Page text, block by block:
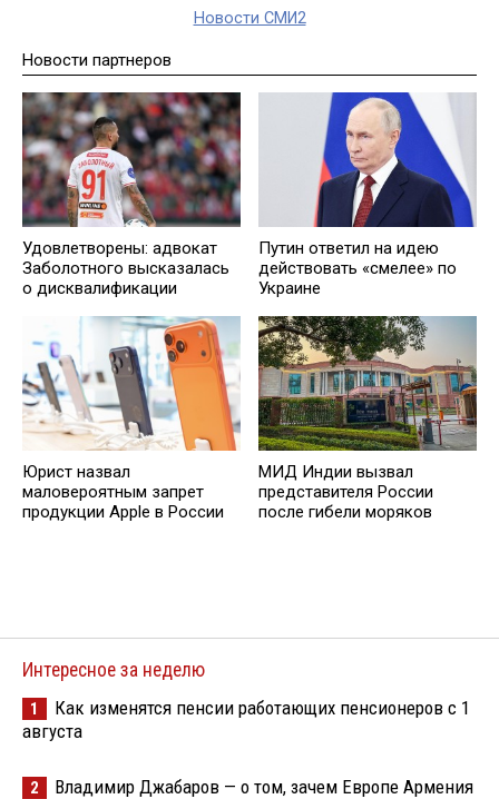
Новости СМИ2
Новости партнеров
Удовлетворены: адвокат
Заболотного высказалась
о дисквалификации
Путин ответил на идею
действовать «смелее» по
Украине
Юрист назвал
маловероятным запрет
продукции Apple в России
МИД Индии вызвал
представителя России
после гибели моряков
Интересное за неделю
1
Как изменятся пенсии работающих пенсионеров с 1
августа
2 Владимир Джабаров — о том, зачем Европе Армения